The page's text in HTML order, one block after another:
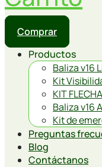
Comprar
Productos
Baliza v16
Kit
KIT
Baliza v16
Kit de
Preguntas
Blog
Contáctanos